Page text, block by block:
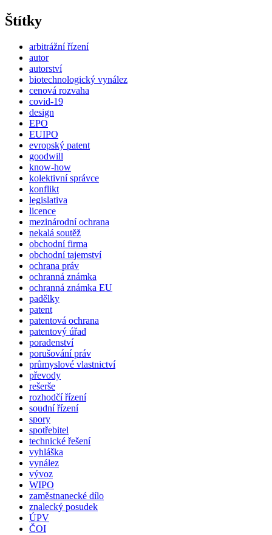
Štítky
arbitrážní řízení
autor
autorství
biotechnologický vynález
cenová rozvaha
covid-19
design
EPO
EUIPO
evropský patent
goodwill
know-how
kolektivní správce
konflikt
legislativa
licence
mezinárodní ochrana
nekalá soutěž
obchodní firma
obchodní tajemství
ochrana práv
ochranná známka
ochranná známka EU
padělky
patent
patentová ochrana
patentový úřad
poradenství
porušování práv
průmyslové vlastnictví
převody
rešerše
rozhodčí řízení
soudní řízení
spory
spotřebitel
technické řešení
vyhláška
vynález
vývoz
WIPO
zaměstnanecké dílo
znalecký posudek
ÚPV
ČOI